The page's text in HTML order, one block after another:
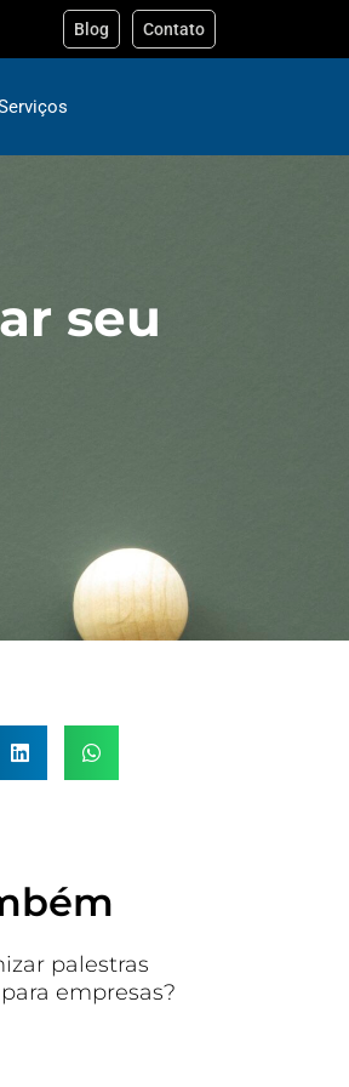
Blog Contato
seu
palestras
empresas?